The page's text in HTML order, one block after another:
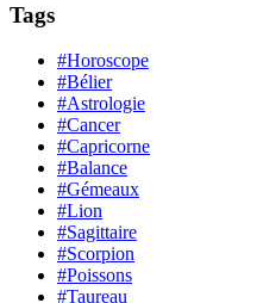
Tags
#Horoscope
#Bélier
#Astrologie
#Cancer
#Capricorne
#Balance
#Gémeaux
#Lion
#Sagittaire
#Scorpion
#Poissons
#Taureau